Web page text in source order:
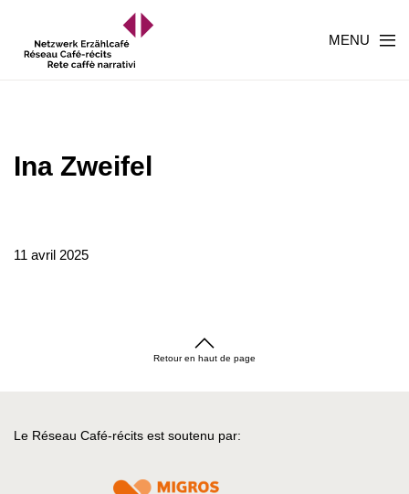
MENU
Ina Zweifel
11 avril 2025
Retour en haut de page
Le Réseau Café-récits est soutenu par: